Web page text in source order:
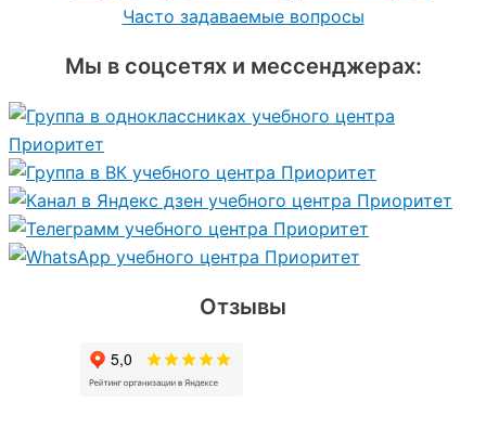
Часто задаваемые вопросы
Мы в соцсетях и мессенджерах:
Отзывы